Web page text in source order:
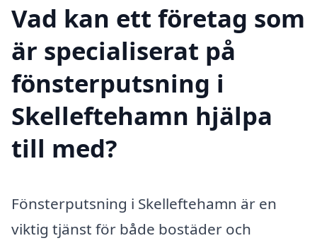
Vad kan ett företag som
är specialiserat på
fönsterputsning i
Skelleftehamn hjälpa
till med?
Fönsterputsning i Skelleftehamn är en
viktig tjänst för både bostäder och